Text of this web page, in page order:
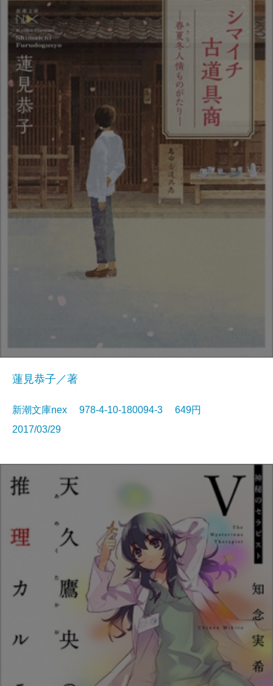
蓮見恭子／著
新潮文庫nex 978-4-10-180094-3 649円
2017/03/29